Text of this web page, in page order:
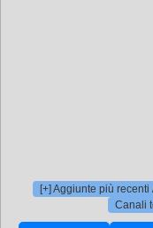
[+] Aggiunte più recenti
Canali